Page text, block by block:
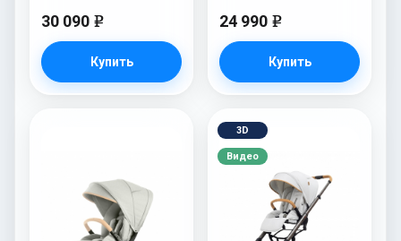
30 090 e
Купить
24 990 e
Купить
3D
Видео